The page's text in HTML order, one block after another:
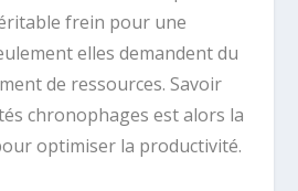
frein pour une
elles demandent du
de ressources. Savoir
chronophages est alors la
optimiser la productivité.